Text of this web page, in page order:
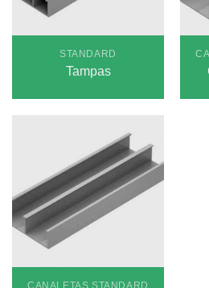
STANDARD
Tampas